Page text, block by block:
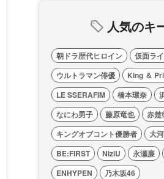
人気のキ
朝ドラ歴代ヒロイン
仮面ラ
ウルトラマン俳優
King ＆
LE SSERAFIM
橋本環奈
なにわ男子
藤原竜也
赤楚
キングオブコント優勝者
大
BE:FIRST
NiziU 永瀬廉
ENHYPEN
乃木坂46